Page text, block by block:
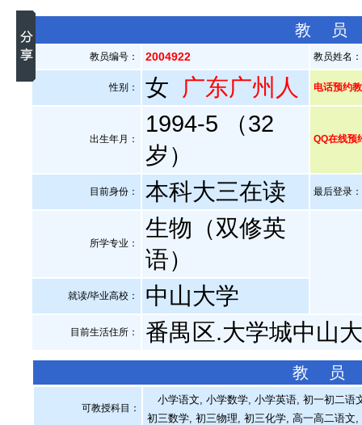
教
教员编号： 2004922 教员姓名
性别： 女 广东广州人 电话预约
出生年月：
1994-5 （32
岁）
QQ在线预
目前身份： 本科大三在读 最后登录
所学专业：
生物（双修英
语）
就读/毕业高校： 中山大学
目前生活住所： 番禺区.大学城中山
教 员
可教授科目：
小学语文, 小学数学, 小学英语, 初一初二语
初三数学, 初三物理, 初三化学, 高一高二语